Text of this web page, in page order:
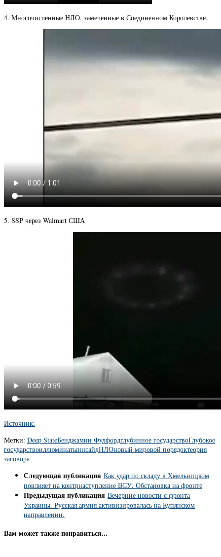
4. Многочисленные НЛО, замеченные в Соединенном Королевстве.
5. SSP через Walmart США
Источник:
Метки: Deep StateБенджамин Фулфордглубинное государствоГлубокое
государствоиллюминатыинсайдНЛОновый мировой порядоктеория
заговора
Следующая публикация Как удар по складу в Хмельницком
повлияет на контрнаступление ВСУ. Обстановка на фронте
Предыдущая публикация Вечерние новости с фронта
Украины. Русская армия активизировалась на Купянском
направлении.
Вам может также понравиться...